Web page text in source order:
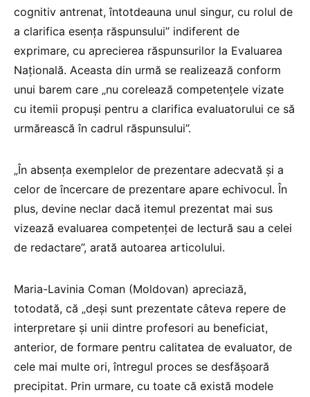
cognitiv antrenat, întotdeauna unul singur, cu rolul de
a clarifica esența răspunsului” indiferent de
exprimare, cu aprecierea răspunsurilor la Evaluarea
Națională. Aceasta din urmă se realizează conform
unui barem care „nu corelează competențele vizate
cu itemii propuși pentru a clarifica evaluatorului ce să
urmărească în cadrul răspunsului”.
„În absenţa exemplelor de prezentare adecvată şi a
celor de încercare de prezentare apare echivocul. În
plus, devine neclar dacă itemul prezentat mai sus
vizează evaluarea competenţei de lectură sau a celei
de redactare”, arată autoarea articolului.
Maria-Lavinia Coman (Moldovan) apreciază,
totodată, că „deşi sunt prezentate câteva repere de
interpretare şi unii dintre profesori au beneficiat,
anterior, de formare pentru calitatea de evaluator, de
cele mai multe ori, întregul proces se desfăşoară
precipitat. Prin urmare, cu toate că există modele